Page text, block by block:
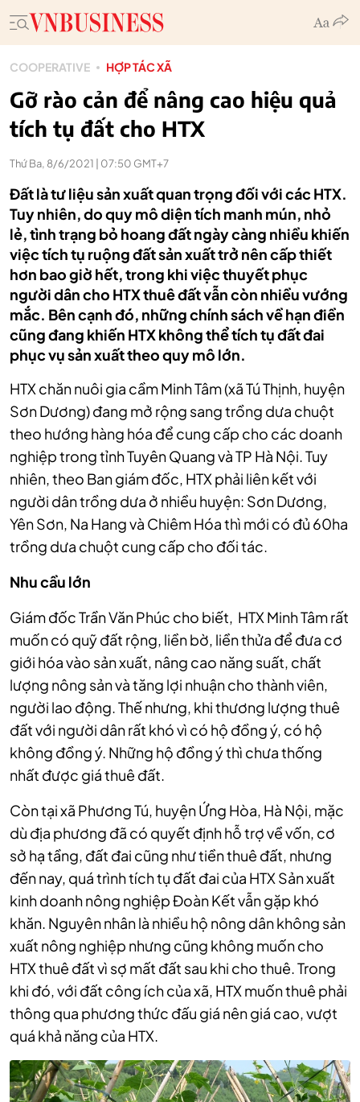
COOPERATIVE HỢP TÁC XÃ
Gỡ rào cản để nâng cao hiệu quả
tích tụ đất cho HTX
Thứ Ba, 8/6/2021 | 07:50 GMT+7
Đất là tư liệu sản xuất quan trọng đối với các HTX.
Tuy nhiên, do quy mô diện tích manh mún, nhỏ
lẻ, tình trạng bỏ hoang đất ngày càng nhiều khiến
việc tích tụ ruộng đất sản xuất trở nên cấp thiết
hơn bao giờ hết, trong khi việc thuyết phục
người dân cho HTX thuê đất vẫn còn nhiều vướng
mắc. Bên cạnh đó, những chính sách về hạn điền
cũng đang khiến HTX không thể tích tụ đất đai
phục vụ sản xuất theo quy mô lớn.
HTX chăn nuôi gia cầm Minh Tâm (xã Tú Thịnh, huyện
Sơn Dương) đang mở rộng sang trồng dưa chuột
theo hướng hàng hóa để cung cấp cho các doanh
nghiệp trong tỉnh Tuyên Quangvà TP Hà Nội. Tuy
nhiên, theo Ban giám đốc, HTX phải liên kết với
người dân trồng dưa ở nhiều huyện: Sơn Dương,
Yên Sơn, Na Hang và Chiêm Hóa thì mới có đủ 60ha
trồng dưa chuột cung cấp cho đối tác.
Nhu cầu lớn
Giám đốc Trần Văn Phúc cho biết, HTX Minh Tâm rất
muốn có quỹ đất rộng, liền bờ, liền thửa để đưa cơ
giới hóa vào sản xuất, nâng cao năng suất, chất
lượng nông sản và tăng lợi nhuận cho thành viên,
người lao động. Thế nhưng, khi thương lượng thuê
đất với người dân rất khó vì có hộ đồng ý, có hộ
không đồng ý. Những hộ đồng ý thì chưa thống
nhất được giá thuê đất.
Còn tại xã Phương Tú, huyện Ứng Hòa, Hà Nội, mặc
dù địa phương đã có quyết định hỗ trợvề vốn, cơ
sở hạ tầng, đất đai cũng như tiền thuê đất, nhưng
đến nay, quá trình tích tụ đất đai của HTX Sản xuất
kinh doanh nông nghiệp Đoàn Kếtvẫn gặp khó
khăn. Nguyên nhân là nhiều hộ nông dân không sản
xuất nông nghiệp nhưng cũng không muốn cho
HTX thuê đất vì sợ mất đất sau khi cho thuê. Trong
khi đó, với đất công ích của xã, HTX muốn thuê phải
thông qua phương thức đấu giá nên giá cao, vượt
quá khả năng của HTX.